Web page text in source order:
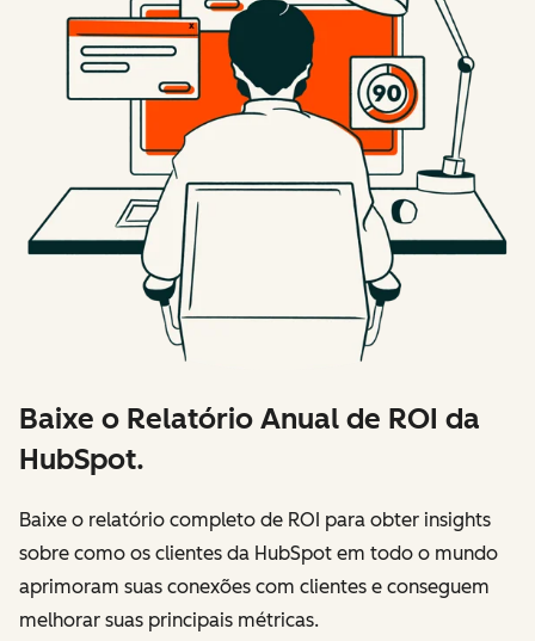
Baixe o Relatório Anual de ROI da
HubSpot.
Baixe o relatório completo de ROI para obter insights
sobre como os clientes da HubSpot em todo o mundo
aprimoram suas conexões com clientes e conseguem
melhorar suas principais métricas.